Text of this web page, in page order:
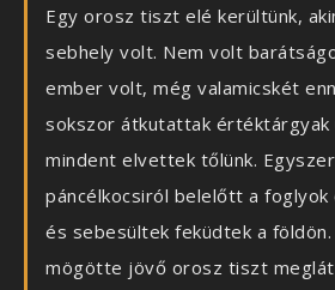
Egy orosz tiszt elé kerültünk,
sebhely volt. Nem volt
ember volt, még valamicskét
sokszor átkutattak értéktárgyak
mindent elvettek tőlünk.
páncélkocsiról belelőtt a
és sebesültek feküdtek a
mögötte jövő orosz tiszt